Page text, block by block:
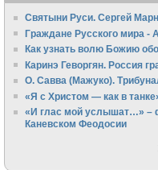
Святыни Руси. Сергей
Граждане Русского мира -
Как узнать волю Божию
Каринэ Геворгян. Россия
О. Савва (Мажуко).
«Я с Христом — как в
«И глас мой услышат…» –
Каневском Феодосии